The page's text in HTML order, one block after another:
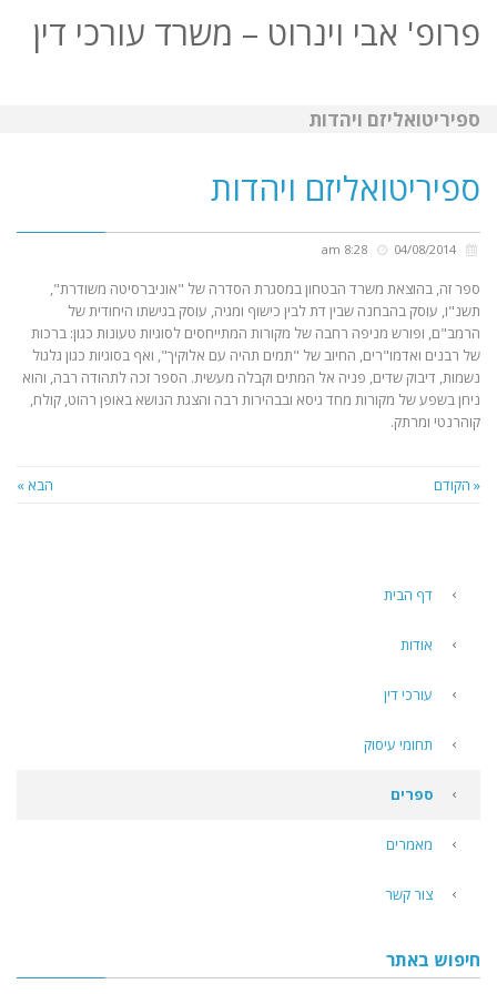
פרופ' אבי וינרוט – משרד עורכי דין
ספיריטואליזם ויהדות
ספיריטואליזם ויהדות
ספר זה, בהוצאת משרד הבטחון במסגרת הסדרה של "אוניברסיטה משודרת",
תשנ"ו, עוסק בהבחנה שבין דת לבין כישוף ומגיה, עוסק בגישתו היחודית של
הרמב"ם, ופורש מניפה רחבה של מקורות המתייחסים לסוגיות טעונות כגון: ברכות
של רבנים ואדמו"רים, החיוב של "תמים תהיה עם אלוקיך", ואף בסוגיות כגון גלגול
נשמות, דיבוק שדים, פניה אל המתים וקבלה מעשית. הספר זכה לתהודה רבה, והוא
ניחן בשפע של מקורות מחד גיסא ובבהירות רבה והצגת הנושא באופן רהוט, קולח,
קוהרנטי ומרתק.
« הקודם הבא »
דף הבית
אודות
עורכי דין
תחומי עיסוק
ספרים
מאמרים
צור קשר
חיפוש באתר